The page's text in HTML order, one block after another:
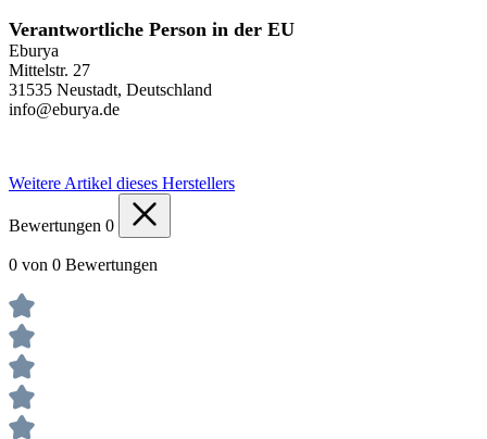
Verantwortliche Person in der EU
Eburya
Mittelstr. 27
31535 Neustadt, Deutschland
info@eburya.de
Weitere Artikel dieses Herstellers
Bewertungen 0
0 von 0 Bewertungen